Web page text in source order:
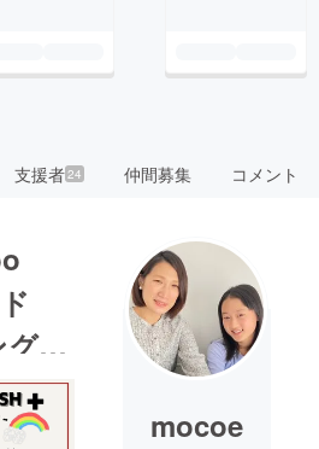
支援者24 仲間募集 コメント
に
mocoe